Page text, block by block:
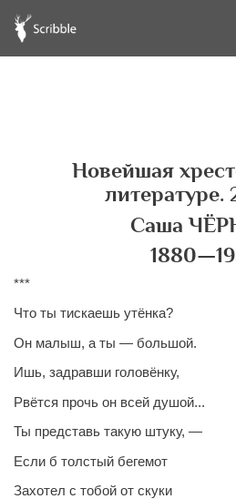
Новейшая
литературе.
Саша
***
Что ты тискаешь утёнка?
Он малыш, а ты — большой.
Ишь, задравши головёнку,
Рвётся прочь он всей душой...
Ты представь такую штуку, —
Если б толстый бегемот
Захотел с тобой от скуки